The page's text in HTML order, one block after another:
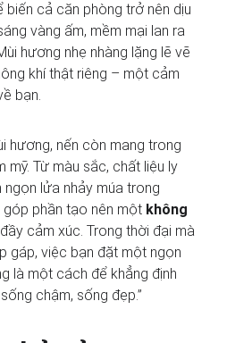
biến cả căn phòng trở nên dịu
vàng ấm, mềm mại lan ra
hương nhẹ nhàng lặng lẽ vẽ
khí thật riêng – một cảm
bạn.
hương, nến còn mang trong
mỹ. Từ màu sắc, chất liệu ly
ngọn lửa nhảy múa trong
phần tạo nên một không
cảm xúc. Trong thời đại mà
gáp, việc bạn đặt một ngọn
là một cách để khẳng định
chậm, sống đẹp.”